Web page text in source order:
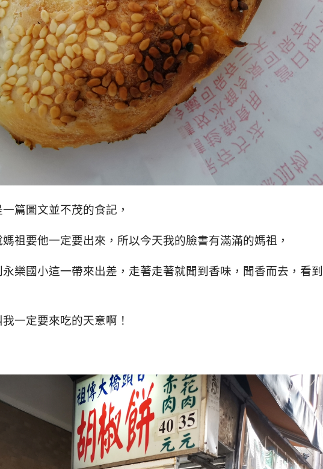
篇圖文並不茂的食記，
祖要他一定要出來，所以今天我的臉書有滿滿的媽祖，
樂國小這一帶來出差，走著走著就聞到香味，聞香而去，看到
一定要來吃的天意啊！